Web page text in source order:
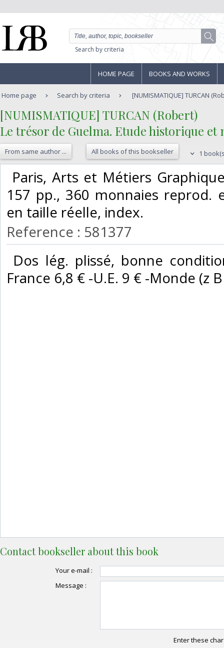
Search by criteria
HOME PAGE BOOKS AND WORKS
Home page Search by criteria [NUMISMATIQUE] TURCAN
‎[NUMISMATIQUE] TURCAN (Robert)‎
‎Le trésor de Guelma. Etude historique et
From same author ... All books of this bookseller 1
Paris, Arts et Métiers
157 pp., 360 monnaies reprod.
en taille réelle, index. ‎
Reference : 581377
Dos lég. plissé, bonne
France 6,8 € -U.E. 9 € -Monde (z
Contact bookseller about this book
Your e-mail :
Message :
Enter these